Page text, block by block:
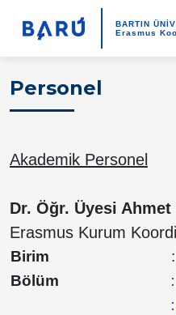
BARTIN
Erasmus
Personel
Akademik Personel
Dr. Öğr. Üyesi Ahmet
Erasmus Kurum
Birim
Bölüm
:
: